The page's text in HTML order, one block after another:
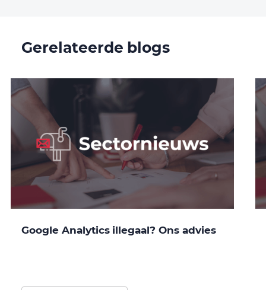
Gerelateerde blogs
Google Analytics illegaal? Ons advies